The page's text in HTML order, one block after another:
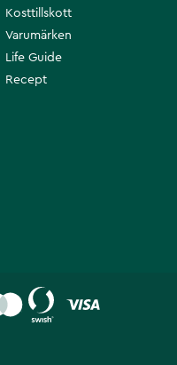
Kosttillskott
Varumärken
Life Guide
Recept